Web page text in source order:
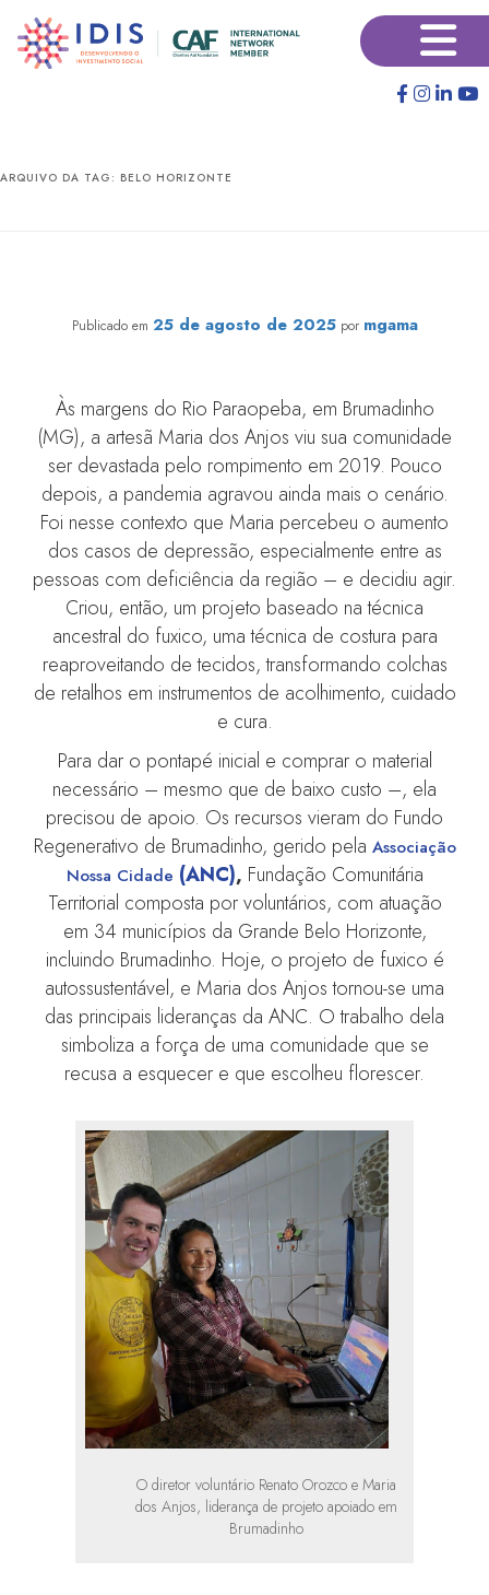
para
para
×
ARQUIVO DA TAG: BELO HORIZONTE
Publicado em 25 de agosto de 2025 por mgama
Às margens do Rio Paraopeba, em Brumadinho
(MG), a artesã Maria dos Anjos viu sua comunidade
ser devastada pelo rompimento em 2019. Pouco
depois, a pandemia agravou ainda mais o cenário.
Foi nesse contexto que Maria percebeu o aumento
dos casos de depressão, especialmente entre as
pessoas com deficiência da região – e decidiu agir.
Criou, então, um projeto baseado na técnica
ancestral do fuxico, uma técnica de costura para
reaproveitando de tecidos, transformando colchas
de retalhos em instrumentos de acolhimento, cuidado
e cura.
Para dar o pontapé inicial e comprar o material
necessário – mesmo que de baixo custo –, ela
precisou de apoio. Os recursos vieram do Fundo
Regenerativo de Brumadinho, gerido pela Associação
Nossa Cidade (ANC), Fundação Comunitária
Territorial composta por voluntários, com atuação
em 34 municípios da Grande Belo Horizonte,
incluindo Brumadinho. Hoje, o projeto de fuxico é
autossustentável, e Maria dos Anjos tornou-se uma
das principais lideranças da ANC. O trabalho dela
simboliza a força de uma comunidade que se
recusa a esquecer e que escolheu florescer.
O diretor voluntário Renato Orozco e Maria
dos Anjos, liderança de projeto apoiado em
Brumadinho